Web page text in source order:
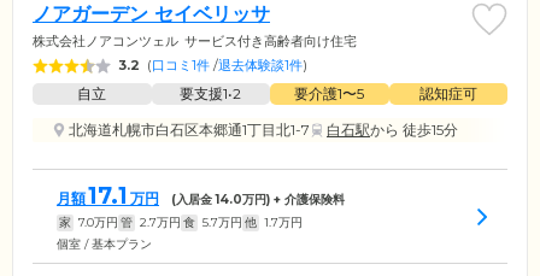
ノアガーデン セイベリッサ
株式会社ノアコンツェル サービス付き高齢者向け住宅
3.2 (口コミ1件 /退去体験談1件)
自立 要支援1•2 要介護1〜5
認知症可
北海道札幌市白石区本郷通1丁目北1-7
白石駅から 徒歩15分
月額17.1 万円 (入居金14.0万円) + 介護保険料
家 7.0万円 管 2.7万円 食 5.7万円 他 1.7万円
個室 / 基本プラン